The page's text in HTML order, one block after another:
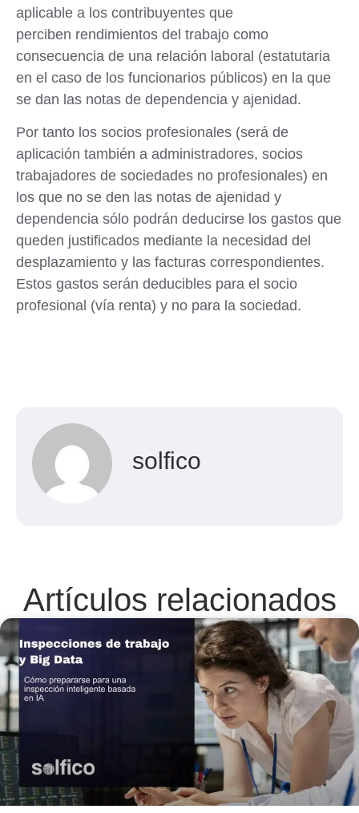
aplicable a los contribuyentes que
perciben rendimientos del trabajo como
consecuencia de una relación laboral (estatutaria
en el caso de los funcionarios públicos) en la que
se dan las notas de dependencia y ajenidad.
Por tanto los socios profesionales (será de
aplicación también a administradores, socios
trabajadores de sociedades no profesionales) en
los que no se den las notas de ajenidad y
dependencia sólo podrán deducirse los gastos que
queden justificados mediante la necesidad del
desplazamiento y las facturas correspondientes.
Estos gastos serán deducibles para el socio
profesional (vía renta) y no para la sociedad.
solfico
Artículos relacionados